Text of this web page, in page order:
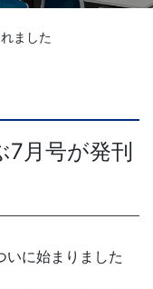
ティクス）
影・その他
ました
月号が発刊
いに始まりました